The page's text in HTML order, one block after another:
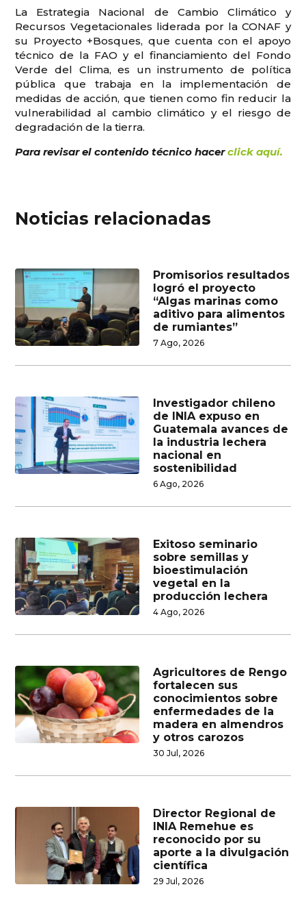
La Estrategia Nacional de Cambio Climático y
Recursos Vegetacionales liderada por la CONAF y
su Proyecto +Bosques, que cuenta con el apoyo
técnico de la FAO y el financiamiento del Fondo
Verde del Clima, es un instrumento de política
pública que trabaja en la implementación de
medidas de acción, que tienen como fin reducir la
vulnerabilidad al cambio climático y el riesgo de
degradación de la tierra.
Para revisar el contenido técnico hacerclick aquí.
Noticias relacionadas
Promisorios resultados
logró el proyecto
“Algas marinas como
aditivo para alimentos
de rumiantes”
7 Ago, 2026
Investigador chileno
de INIA expuso en
Guatemala avances de
la industria lechera
nacional en
sostenibilidad
6 Ago, 2026
Exitoso seminario
sobre semillas y
bioestimulación
vegetal en la
producción lechera
4 Ago, 2026
Agricultores de Rengo
fortalecen sus
conocimientos sobre
enfermedades de la
madera en almendros
y otros carozos
30 Jul, 2026
Director Regional de
INIA Remehue es
reconocido por su
aporte a la divulgación
científica
29 Jul, 2026